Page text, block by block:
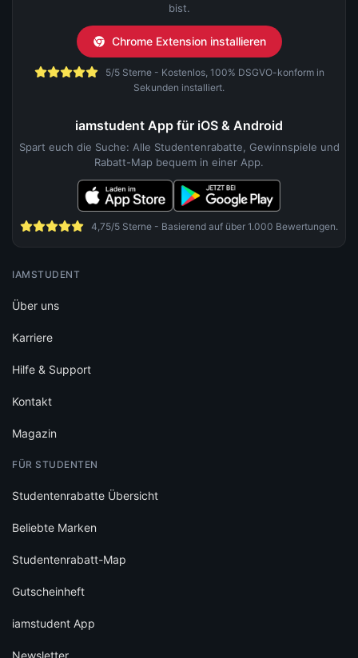
bist.
Chrome Extension installieren
5/5 Sterne - Kostenlos, 100% DSGVO-konform in
Sekunden installiert.
iamstudent App für iOS & Android
Spart euch die Suche: Alle Studentenrabatte, Gewinnspiele und
Rabatt-Map bequem in einer App.
4,75/5 Sterne - Basierend auf über 1.000 Bewertungen.
IAMSTUDENT
Über uns
Karriere
Hilfe & Support
Kontakt
Magazin
FÜR STUDENTEN
Studentenrabatte Übersicht
Beliebte Marken
Studentenrabatt-Map
Gutscheinheft
iamstudent App
Newsletter